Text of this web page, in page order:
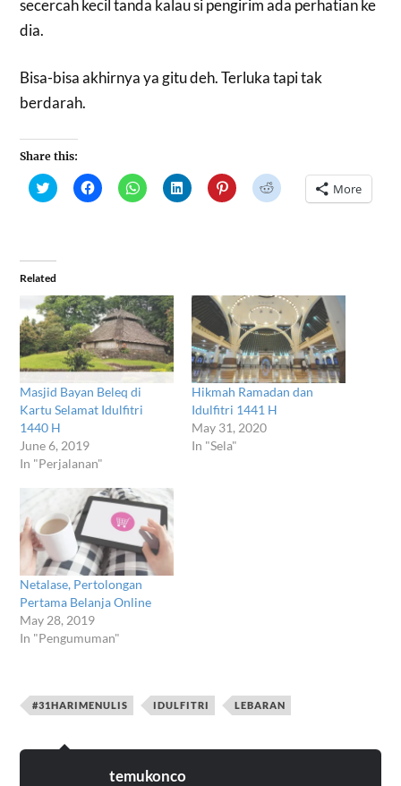
secercah kecil tanda kalau si pengirim ada perhatian ke
dia.
Bisa-bisa akhirnya ya gitu deh. Terluka tapi tak
berdarah.
Share this:
Click
to
new
window)
Click
to
Click
to
Click
to
Click
to
Click
to More
Related
Masjid Bayan Beleq di
Kartu Selamat Idulfitri
1440 H
June 6, 2019
In "Perjalanan"
Hikmah Ramadan dan
Idulfitri 1441 H
May 31, 2020
In "Sela"
Netalase, Pertolongan
Pertama Belanja Online
May 28, 2019
In "Pengumuman"
#31HARIMENULIS IDULFITRI LEBARAN
temukonco